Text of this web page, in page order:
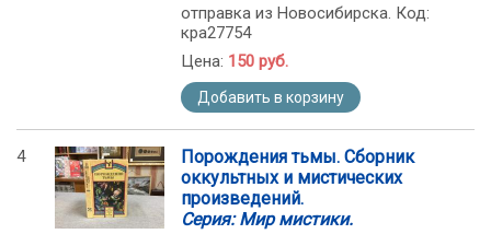
отправка из Новосибирска. Код:
кра27754
Цена: 150 руб.
Добавить в корзину
4
Порождения тьмы. Сборник
оккультных и мистических
произведений.
Серия: Мир мистики.